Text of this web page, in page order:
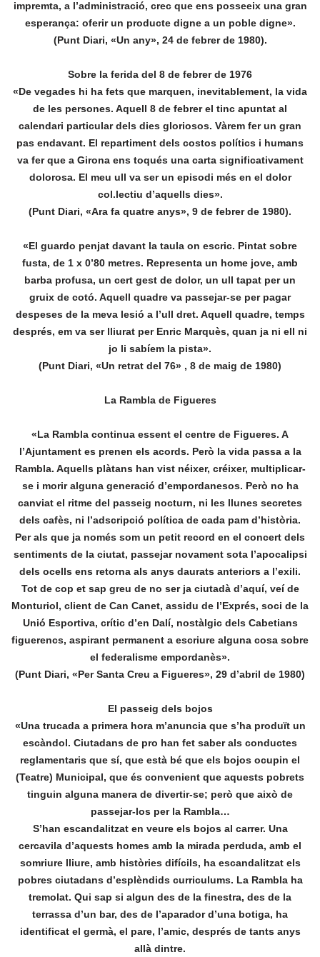
impremta, a l’administració, crec que ens posseeix una gran
esperança: oferir un producte digne a un poble digne».
(Punt Diari, «Un any», 24 de febrer de 1980).
Sobre la ferida del 8 de febrer de 1976
«De vegades hi ha fets que marquen, inevitablement, la vida
de les persones. Aquell 8 de febrer el tinc apuntat al
calendari particular dels dies gloriosos. Vàrem fer un gran
pas endavant. El repartiment dels costos polítics i humans
va fer que a Girona ens toqués una carta significativament
dolorosa. El meu ull va ser un episodi més en el dolor
col.lectiu d’aquells dies».
(Punt Diari, «Ara fa quatre anys», 9 de febrer de 1980).
«El guardo penjat davant la taula on escric. Pintat sobre
fusta, de 1 x 0’80 metres. Representa un home jove, amb
barba profusa, un cert gest de dolor, un ull tapat per un
gruix de cotó. Aquell quadre va passejar-se per pagar
despeses de la meva lesió a l’ull dret. Aquell quadre, temps
després, em va ser lliurat per Enric Marquès, quan ja ni ell ni
jo li sabíem la pista».
(Punt Diari, «Un retrat del 76» , 8 de maig de 1980)
La Rambla de Figueres
«La Rambla continua essent el centre de Figueres. A
l’Ajuntament es prenen els acords. Però la vida passa a la
Rambla. Aquells plàtans han vist néixer, créixer, multiplicar-
se i morir alguna generació d’empordanesos. Però no ha
canviat el ritme del passeig nocturn, ni les llunes secretes
dels cafès, ni l’adscripció política de cada pam d’història.
Per als que ja només som un petit record en el concert dels
sentiments de la ciutat, passejar novament sota l’apocalipsi
dels ocells ens retorna als anys daurats anteriors a l’exili.
Tot de cop et sap greu de no ser ja ciutadà d’aquí, veí de
Monturiol, client de Can Canet, assidu de l’Exprés, soci de la
Unió Esportiva, crític d’en Dalí, nostàlgic dels Cabetians
figuerencs, aspirant permanent a escriure alguna cosa sobre
el federalisme empordanès».
(Punt Diari, «Per Santa Creu a Figueres», 29 d’abril de 1980)
El passeig dels bojos
«Una trucada a primera hora m’anuncia que s’ha produït un
escàndol. Ciutadans de pro han fet saber als conductes
reglamentaris que sí, que està bé que els bojos ocupin el
(Teatre) Municipal, que és convenient que aquests pobrets
tinguin alguna manera de divertir-se; però que això de
passejar-los per la Rambla…
S’han escandalitzat en veure els bojos al carrer. Una
cercavila d’aquests homes amb la mirada perduda, amb el
somriure lliure, amb històries difícils, ha escandalitzat els
pobres ciutadans d’esplèndids curriculums. La Rambla ha
tremolat. Qui sap si algun des de la finestra, des de la
terrassa d’un bar, des de l’aparador d’una botiga, ha
identificat el germà, el pare, l’amic, després de tants anys
allà dintre.